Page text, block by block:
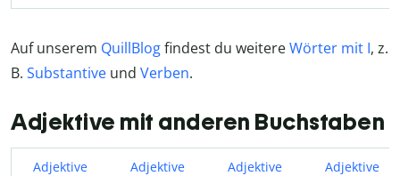
Auf unserem QuillBlogfindest du weitereWörter mit I, z.
B. Substantive und Verben.
Adjektive mit anderen Buchstaben
Adjektive
Adjektive
Adjektive
Adjektive